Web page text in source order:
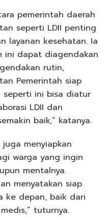
pemerintah daerah
seperti LDII penting
layanan kesehatan. Ia
ini dapat diagendakan
rutin,
Pemerintah siap
seperti ini bisa diatur
LDII dan
baik,” katanya.
menyiapkan
warga yang ingin
mentalnya.
menyatakan siap
ke depan, baik dari
tuturnya.